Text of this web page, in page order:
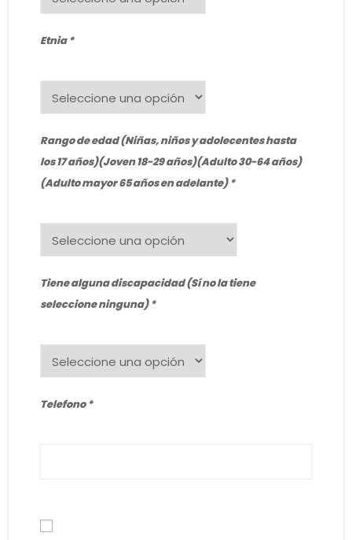
Etnia
Rango de edad (Niñas, niños y adolecentes hasta
los 17 años)(Joven 18-29 años)(Adulto 30-64 años)
(Adulto mayor 65 años en adelante)
Tiene alguna discapacidad (Sí no la tiene
seleccione ninguna)
Telefono